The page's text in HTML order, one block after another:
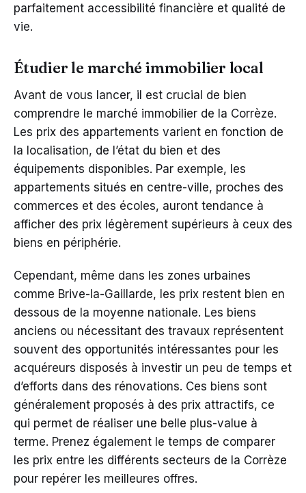
parfaitement accessibilité financière et qualité de
vie.
Étudier le marché immobilier local
Avant de vous lancer, il est crucial de bien
comprendre le marché immobilier de la Corrèze.
Les prix des appartements varient en fonction de
la localisation, de l’état du bien et des
équipements disponibles. Par exemple, les
appartements situés en centre-ville, proches des
commerces et des écoles, auront tendance à
afficher des prix légèrement supérieurs à ceux des
biens en périphérie.
Cependant, même dans les zones urbaines
comme Brive-la-Gaillarde, les prix restent bien en
dessous de la moyenne nationale. Les biens
anciens ou nécessitant des travaux représentent
souvent des opportunités intéressantes pour les
acquéreurs disposés à investir un peu de temps et
d’efforts dans des rénovations. Ces biens sont
généralement proposés à des prix attractifs, ce
qui permet de réaliser une belle plus-value à
terme. Prenez également le temps de comparer
les prix entre les différents secteurs de la Corrèze
pour repérer les meilleures offres.